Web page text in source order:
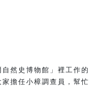
自然史博物館」裡工作的
擔任小樟調查員，幫忙